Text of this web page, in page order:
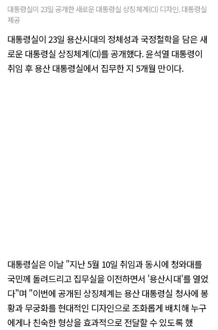
대통령실이 23일 공개한 새로운 대통령실 상징체계(CI) 디자인. 대통령실
제공
대통령실이 23일 용산시대의 정체성과 국정철학을 담은 새
로운 대통령실 상징체계(CI)를 공개했다. 윤석열 대통령이
취임 후 용산 대통령실에서 집무한 지 5개월 만이다.
대통령실은 이날 "지난 5월 10일 취임과 동시에 청와대를
국민께 돌려드리고 집무실을 이전하면서 '용산시대'를 열었
다"며 "이번에 공개된 상징체계는 용산 대통령실 청사에 봉
황과 무궁화를 현대적인 디자인으로 조화롭게 배치해 누구
에게나 친숙한 형상을 효과적으로 전달할 수 있도록 했